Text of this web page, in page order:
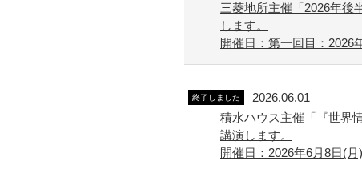
三菱地所主催「2026年後
します。
開催日：第一回目：
終了しました
2026.06.01
積水ハウス主催「『世界
講演します。
開催日：2026年6月8日(